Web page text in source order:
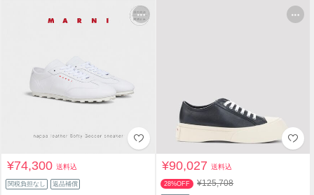
¥74,300送料込
関税負担なし 返品補償
¥90,027送料込
28%OFF ¥125,708